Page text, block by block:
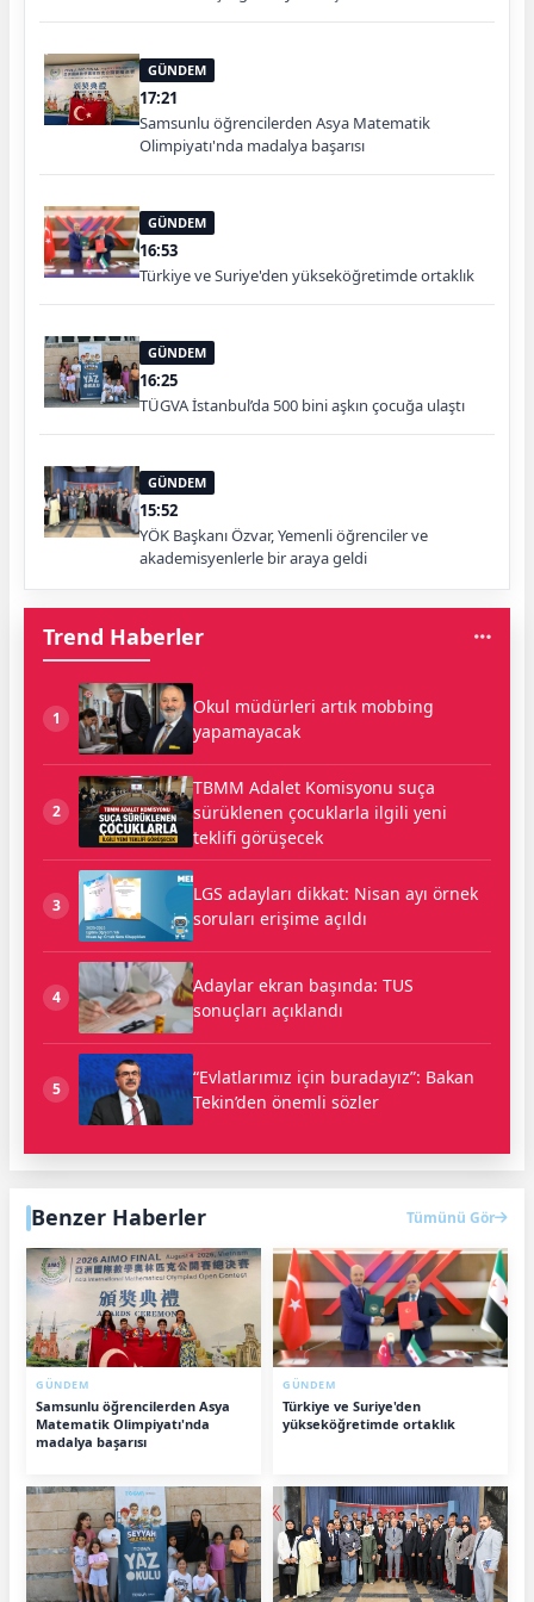
GÜNDEM
17:21
Samsunlu öğrencilerden Asya Matematik
Olimpiyatı'nda madalya başarısı
GÜNDEM
16:53
Türkiye ve Suriye'den yükseköğretimde ortaklık
GÜNDEM
16:25
TÜGVA İstanbul’da 500 bini aşkın çocuğa ulaştı
GÜNDEM
15:52
YÖK Başkanı Özvar, Yemenli öğrenciler ve
akademisyenlerle bir araya geldi
Trend Haberler
1
Okul müdürleri artık mobbing
yapamayacak
2
TBMM Adalet Komisyonu suça
sürüklenen çocuklarla ilgili yeni
teklifi görüşecek
3
LGS adayları dikkat: Nisan ayı örnek
soruları erişime açıldı
4
Adaylar ekran başında: TUS
sonuçları açıklandı
5
“Evlatlarımız için buradayız”: Bakan
Tekin’den önemli sözler
Benzer Haberler Tümünü Gör
GÜNDEM
Samsunlu öğrencilerden Asya
Matematik Olimpiyatı'nda
madalya başarısı
GÜNDEM
Türkiye ve Suriye'den
yükseköğretimde ortaklık